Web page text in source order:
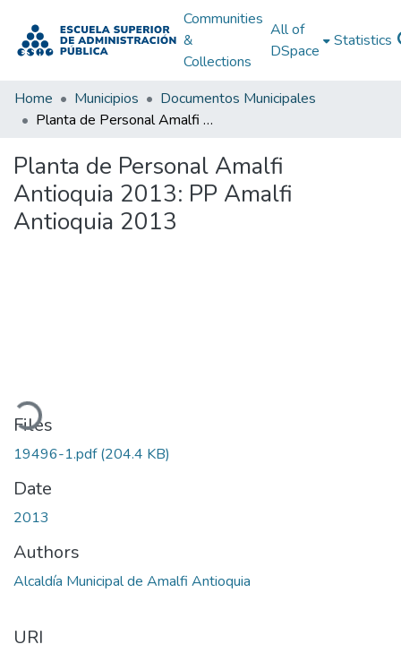
Communities
&
Collections
All of
DSpace
Statistics
Home Municipios
Documentos Municipales
Planta de Personal Amalfi Antioquia 2013: PP Amalfi Antioquia 2013
Planta de Personal Amalfi
Antioquia 2013: PP Amalfi
Antioquia 2013
Files
19496-1.pdf(204.4 KB)
Date
2013
Authors
Alcaldía Municipal de Amalfi Antioquia
URI